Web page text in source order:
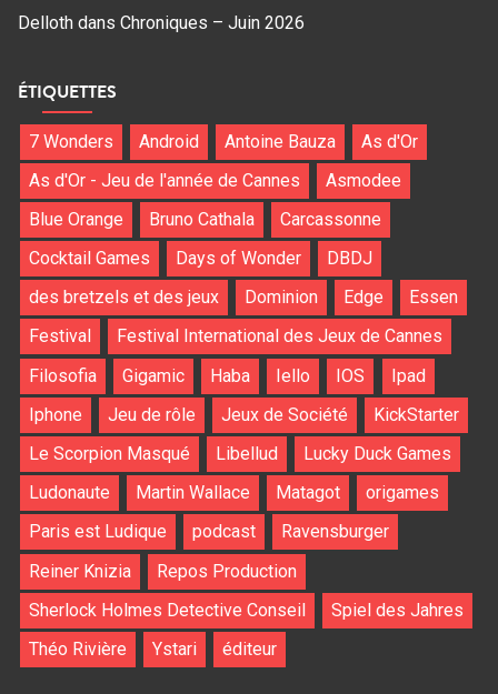
Delloth dans Chroniques – Juin 2026
ÉTIQUETTES
7 Wonders Android Antoine Bauza
As d'Or
As d'Or - Jeu de l'année de Cannes
Asmodee
Blue Orange
Bruno Cathala
Carcassonne
Cocktail Games
Days of Wonder
DBDJ
des bretzels et des jeux
Dominion Edge
Essen
Festival
Festival International des Jeux de Cannes
Filosofia
Gigamic Haba Iello IOS
Ipad
Iphone
Jeu de rôle Jeux de Société
KickStarter
Le Scorpion Masqué
Libellud
Lucky Duck Games
Ludonaute
Martin Wallace Matagot
origames
Paris est Ludique
podcast
Ravensburger
Reiner Knizia
Repos Production
Sherlock Holmes Detective Conseil
Spiel des Jahres
Théo Rivière
Ystari éditeur